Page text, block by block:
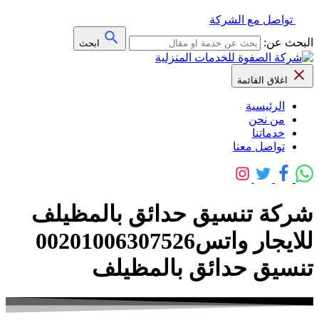
تواصل مع الشركة
البحث عن:
ابحث
اغلاق القائمة
الرئيسية
من نحن
خدماتنا
تواصل معنا
شركة تنسيق حدائق بالمظيلف
للايجار واتس00201006307526
تنسيق حدائق بالمظيلف